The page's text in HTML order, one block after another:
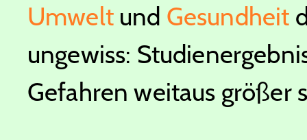
Umweltund Gesundheit
ungewiss:
Gefahren weitaus größer